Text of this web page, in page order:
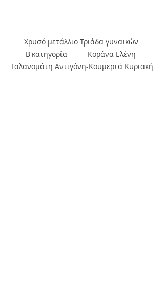
Χρυσό μετάλλιο Τριάδα γυναικών
Β'κατηγορία          Κοράνα Ελένη-
Γαλανομάτη Αντιγόνη-Κουμερτά Κυριακή